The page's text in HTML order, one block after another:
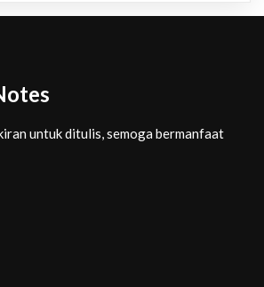
untuk ditulis, semoga bermanfaat